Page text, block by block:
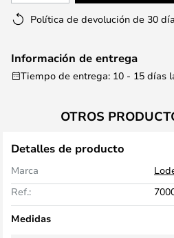
Política de devolución de 30
Información de entrega
Tiempo de entrega: 10 - 15 días
OTROS
Detalles de producto
Marca
Ref.:
Medidas